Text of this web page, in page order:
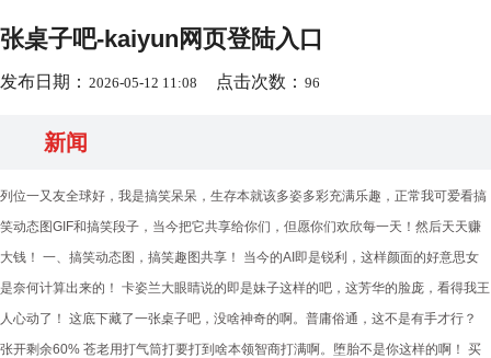
张桌子吧-kaiyun网页登陆入口
发布日期： 2026-05-12 11:08 点击次数： 96
新闻
列位一又友全球好，我是搞笑呆呆，生存本就该多姿多彩充满乐趣，正常我可爱看搞
笑动态图GIF和搞笑段子，当今把它共享给你们，但愿你们欢欣每一天！然后天天赚
大钱！ 一、搞笑动态图，搞笑趣图共享！ 当今的AI即是锐利，这样颜面的好意思女
是奈何计算出来的！ 卡姿兰大眼睛说的即是妹子这样的吧，这芳华的脸庞，看得我王
人心动了！ 这底下藏了一张桌子吧，没啥神奇的啊。普庸俗通，这不是有手才行？
张开剩余60% 苍老用打气筒打要打到啥本领智商打满啊。堕胎不是你这样的啊！ 买